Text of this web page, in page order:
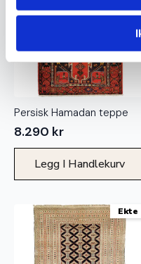
Persisk Hamadan teppe
8.290 kr
Legg I Handlekurv
Ekte